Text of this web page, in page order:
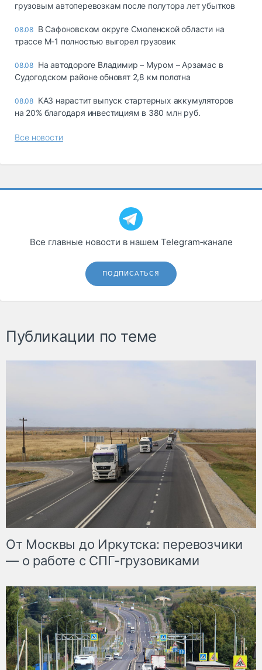
грузовым автоперевозкам после полутора лет убытков
08.08 В Сафоновском округе Смоленской области на
трассе М-1 полностью выгорел грузовик
08.08 На автодороге Владимир – Муром – Арзамас в
Судогодском районе обновят 2,8 км полотна
08.08 КАЗ нарастит выпуск стартерных аккумуляторов
на 20% благодаря инвестициям в 380 млн руб.
Все новости
Все главные новости в нашем Telegram‑канале
ПОДПИСАТЬСЯ
Публикации по теме
От Москвы до Иркутска: перевозчики
— о работе с СПГ-грузовиками